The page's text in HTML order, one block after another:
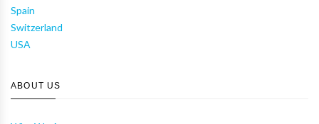
Spain
Switzerland
USA
ABOUT US